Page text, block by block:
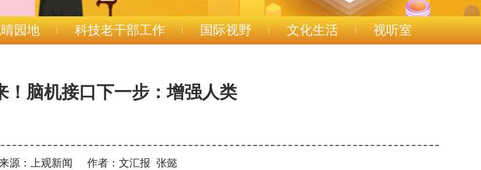
园地 科技老干部工作 国际视野 文化生活 视听室
！脑机接口下一步：增强人类
源：上观新闻 作者：文汇报 张懿